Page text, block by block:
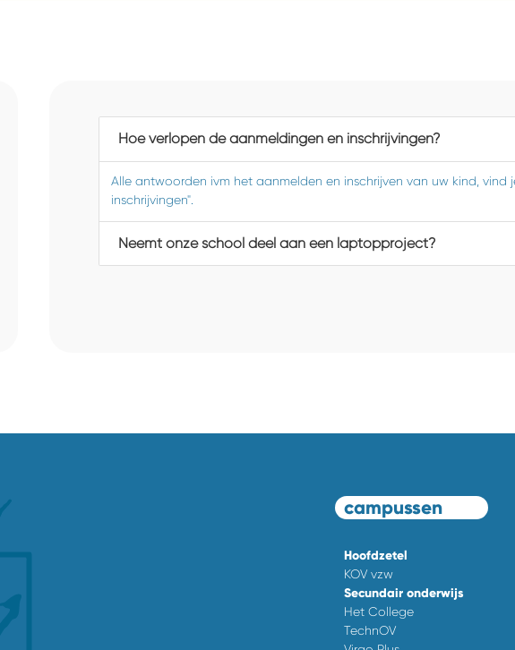
Hoe verlopen de aanmeldingen en inschrijvingen?
Alle antwoorden ivm het aanmelden en inschrijven van uw kind,
inschrijvingen".
Neemt onze school deel aan een laptopproject?
campussen
Hoofdzetel
KOV vzw
Secundair onderwijs
Het College
TechnOV